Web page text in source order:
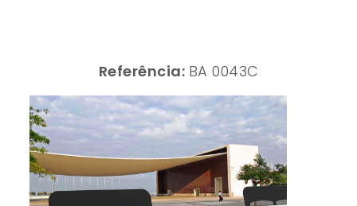
Referência: BA 0043C